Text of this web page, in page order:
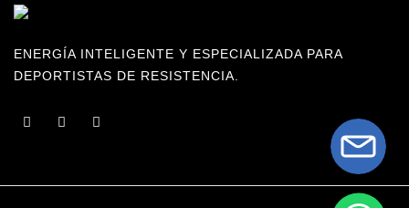
ENERGÍA INTELIGENTE Y ESPECIALIZADA PARA
DEPORTISTAS DE RESISTENCIA.